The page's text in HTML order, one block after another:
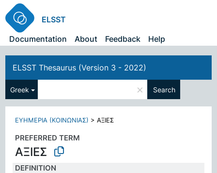
ELSST
Documentation
About Feedback Help
ELSST Thesaurus (Version 3 - 2022)
Greek × Search
ΕΥΗΜΕΡΙΑ (ΚΟΙΝΩΝΙΑΣ) >ΑΞΙΕΣ
PREFERRED TERM
ΑΞΙΕΣ
DEFINITION